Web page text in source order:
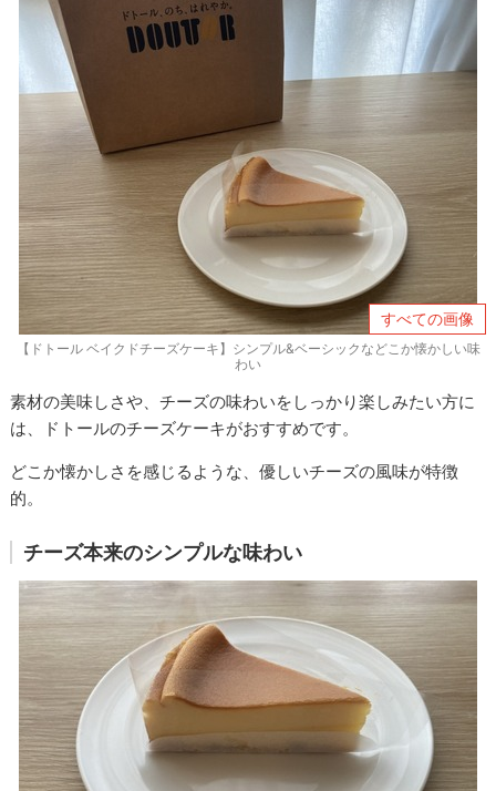
すべての画像
【ドトール ベイクドチーズケーキ】シンプル&ベーシックなどこか懐かしい味
わい
素材の美味しさや、チーズの味わいをしっかり楽しみたい方に
は、ドトールのチーズケーキがおすすめです。
どこか懐かしさを感じるような、優しいチーズの風味が特徴
的。
チーズ本来のシンプルな味わい